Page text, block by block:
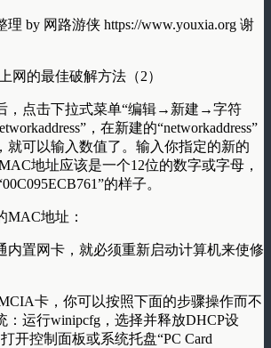
by 网路游侠 https://www.youxia.org 谢
网的最佳破解方法（2）
，点击下拉式菜单“编辑→新建→字符
，在新建的“networkaddress”
就可以输入数值了。输入你指定的新的
地址应该是一个12位的数字或字母，
的样子。
MAC地址：
内置网卡，就必须重新启动计算机来使修
卡，你可以按照下面的步骤操作而不
：运行winipcfg，选择并释放DHCP设
开控制面板或系统托盘“PC Card